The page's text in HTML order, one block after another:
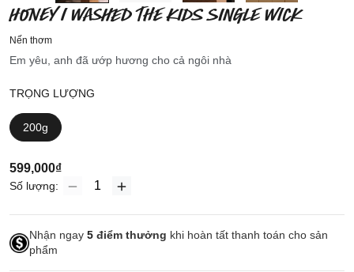
HONEY I WASHED THE KIDS SINGLE WICK
Nến thơm
Em yêu, anh đã ướp hương cho cả ngôi nhà
TRỌNG LƯỢNG
200g
599,000₫
Số lượng:
Nhận ngay 5 điểm thưởng khi hoàn tất thanh toán cho sản
phẩm